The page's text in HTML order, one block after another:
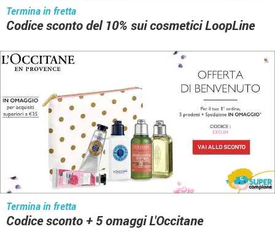
Termina in fretta
Codice sconto del 10% sui cosmetici LoopLine
Termina in fretta
Codice sconto + 5 omaggi L'Occitane